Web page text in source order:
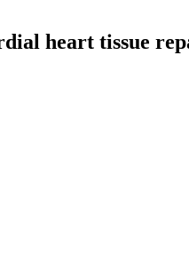
heart tissue